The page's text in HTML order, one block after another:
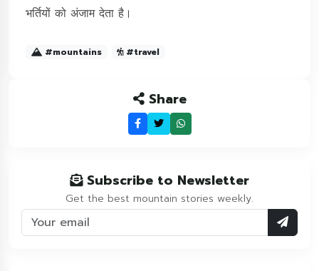
भर्तियों को अंजाम देता है।
#mountains #travel
Share
Subscribe to Newsletter
Get the best mountain stories weekly.